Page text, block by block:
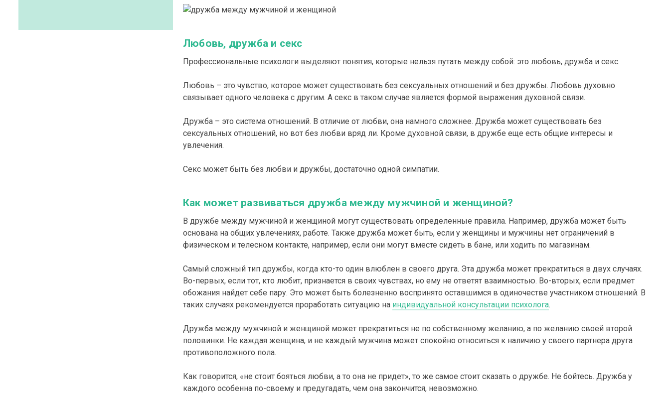
Любовь, дружба и секс
Профессиональные психологи выделяют понятия, которые нельзя путать между собой: это любовь, дружба и секс.
Любовь – это чувство, которое может существовать без сексуальных отношений и без дружбы. Любовь духовно
связывает одного человека с другим. А секс в таком случае является формой выражения духовной связи.
Дружба – это система отношений. В отличие от любви, она намного сложнее. Дружба может существовать без
сексуальных отношений, но вот без любви вряд ли. Кроме духовной связи, в дружбе еще есть общие интересы и
увлечения.
Секс может быть без любви и дружбы, достаточно одной симпатии.
Как может развиваться дружба между мужчиной и женщиной?
В дружбе между мужчиной и женщиной могут существовать определенные правила. Например, дружба может быть
основана на общих увлечениях, работе. Также дружба может быть, если у женщины и мужчины нет ограничений в
физическом и телесном контакте, например, если они могут вместе сидеть в бане, или ходить по магазинам.
Самый сложный тип дружбы, когда кто-то один влюблен в своего друга. Эта дружба может прекратиться в двух случаях.
Во-первых, если тот, кто любит, признается в своих чувствах, но ему не ответят взаимностью. Во-вторых, если предмет
обожания найдет себе пару. Это может быть болезненно воспринято оставшимся в одиночестве участником отношений. В
таких случаях рекомендуется проработать ситуацию на индивидуальной консультации психолога.
Дружба между мужчиной и женщиной может прекратиться не по собственному желанию, а по желанию своей второй
половинки. Не каждая женщина, и не каждый мужчина может спокойно относиться к наличию у своего партнера друга
противоположного пола.
Как говорится, «не стоит бояться любви, а то она не придет», то же самое стоит сказать о дружбе. Не бойтесь. Дружба у
каждого особенна по-своему и предугадать, чем она закончится, невозможно.